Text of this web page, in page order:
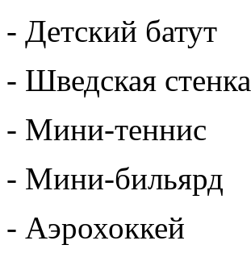
- Детский батут
- Шведская стенка
- Мини-теннис
- Мини-бильярд
- Аэрохоккей